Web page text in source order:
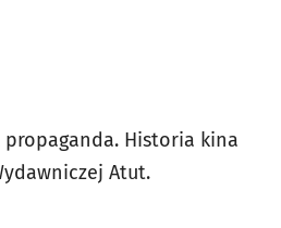
propaganda. Historia kina
Atut.